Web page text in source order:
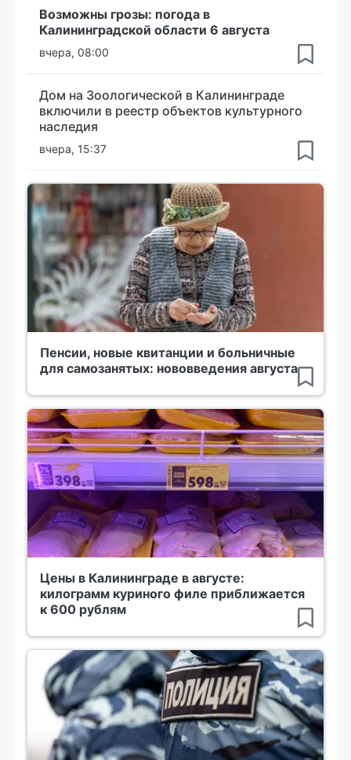
Возможны грозы: погода в
Калининградской области 6 августа
вчера, 08:00
Дом на Зоологической в Калининграде
включили в реестр объектов культурного
наследия
вчера, 15:37
Пенсии, новые квитанции и больничные
для самозанятых: нововведения августа
Цены в Калининграде в августе:
килограмм куриного филе приближается
к 600 рублям